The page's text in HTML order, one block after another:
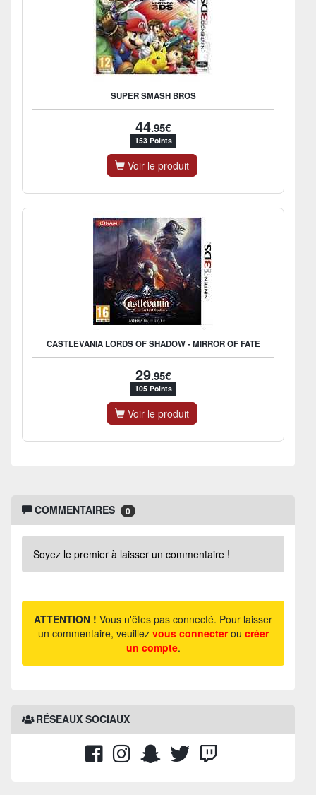
SUPER SMASH BROS
44.95€
153 Points
Voir le produit
CASTLEVANIA LORDS OF SHADOW - MIRROR OF FATE
29.95€
105 Points
Voir le produit
COMMENTAIRES 0
Soyez le premier à laisser un commentaire !
ATTENTION ! Vous n'êtes pas connecté. Pour laisser
un commentaire, veuillez vous connecterou créer
un compte.
RÉSEAUX SOCIAUX